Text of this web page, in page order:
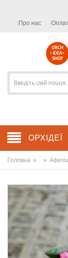
Про нас
ОРХІДЕЇ
Головна » »